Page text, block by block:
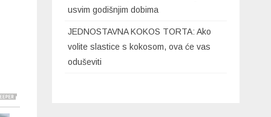
usvim godišnjim dobima
JEDNOSTAVNA KOKOS TORTA: Ako
volite slastice s kokosom, ova će vas
oduševiti